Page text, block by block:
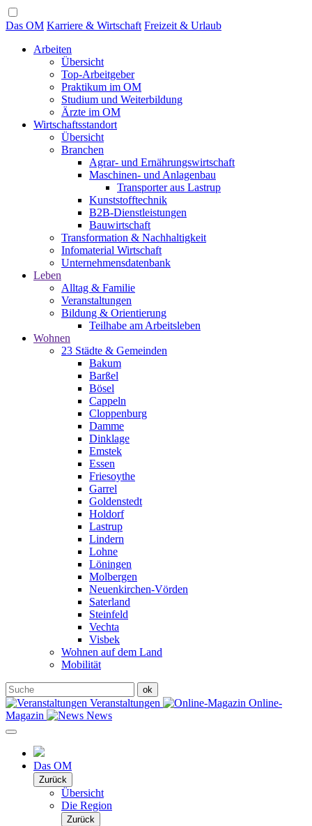
Das OM Karriere & Wirtschaft Freizeit & Urlaub
Arbeiten
Übersicht
Top-Arbeitgeber
Praktikum im OM
Studium und Weiterbildung
Ärzte im OM
Wirtschaftsstandort
Übersicht
Branchen
Agrar- und Ernährungswirtschaft
Maschinen- und Anlagenbau
Transporter aus Lastrup
Kunststofftechnik
B2B-Dienstleistungen
Bauwirtschaft
Transformation & Nachhaltigkeit
Infomaterial Wirtschaft
Unternehmensdatenbank
Leben
Alltag & Familie
Veranstaltungen
Bildung & Orientierung
Teilhabe am Arbeitsleben
Wohnen
23 Städte & Gemeinden
Bakum
Barßel
Bösel
Cappeln
Cloppenburg
Damme
Dinklage
Emstek
Essen
Friesoythe
Garrel
Goldenstedt
Holdorf
Lastrup
Lindern
Lohne
Löningen
Molbergen
Neuenkirchen-Vörden
Saterland
Steinfeld
Vechta
Visbek
Wohnen auf dem Land
Mobilität
Veranstaltungen
Online-
Magazin
News
Das OM
Zurück
Übersicht
Die Region
Zurück